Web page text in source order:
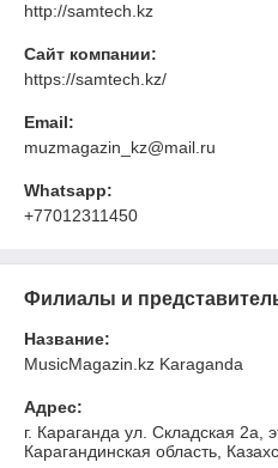
http://samtech.kz
Сайт компании:
https://samtech.kz/
Email:
muzmagazin_kz@mail.ru
Whatsapp:
+77012311450
Филиалы и
Название:
MusicMagazin.kz Karaganda
Адрес:
г. Караганда ул. Складская 2а,
Карагандинская область,